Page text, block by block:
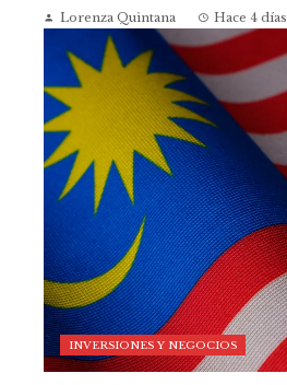
Lorenza Quintana Hace 4 días
INVERSIONES Y NEGOCIOS